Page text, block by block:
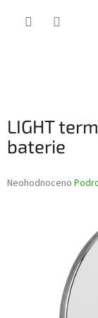
LIGHT
baterie
Průměrné
Neohodnoceno